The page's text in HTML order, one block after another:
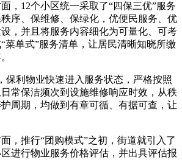
12个小区统一采取了“四保三优”服务
序、保维修、保绿化，优便民服务、优
，并且将服务内容细化为可量化、可考
菜单式”服务清单，让居民清晰知晓所缴
利物业快速进入服务状态，严格按照
常保洁频次到设施维修响应时效，从秩
周期，均做到有章可循、有据可查，让
推行“团购模式”之初，街道就引入了
进行物业服务价格评估，并出具评估报